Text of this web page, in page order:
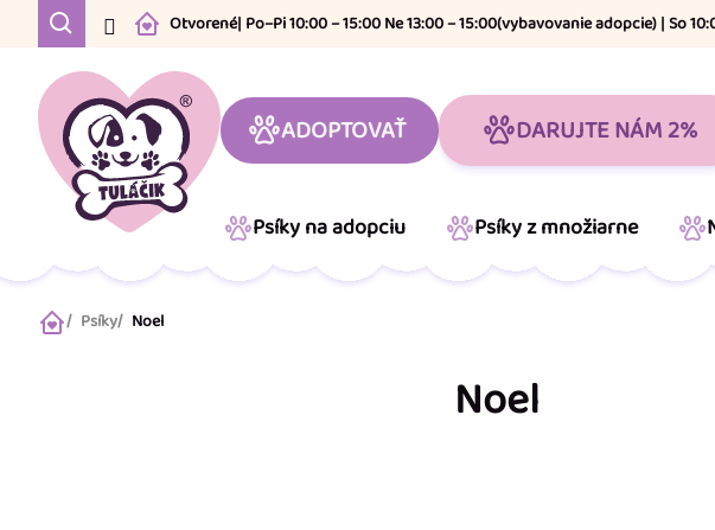
Otvorené| Po–Pi 10:00 – 15:00 Ne 13:00 – 15:00(vybavovanie adopcie) | So
ADOPTOVAŤ DARUJTE NÁM 2%
Psíky na adopciu Psíky z množiarne
DomovPsíky Noel
Noel